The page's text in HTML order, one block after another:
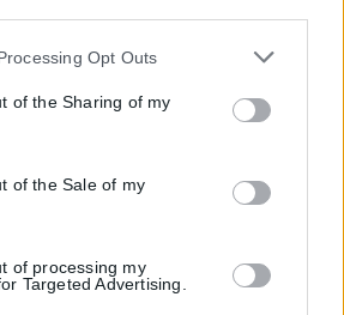
website/app uses one or more Google
visit or usage behaviour. You may
consent to Google and its third-party
for below specified purposes in below
Opt Outs
of the Sharing of my
of the Sale of my
of processing my
Targeted Advertising.